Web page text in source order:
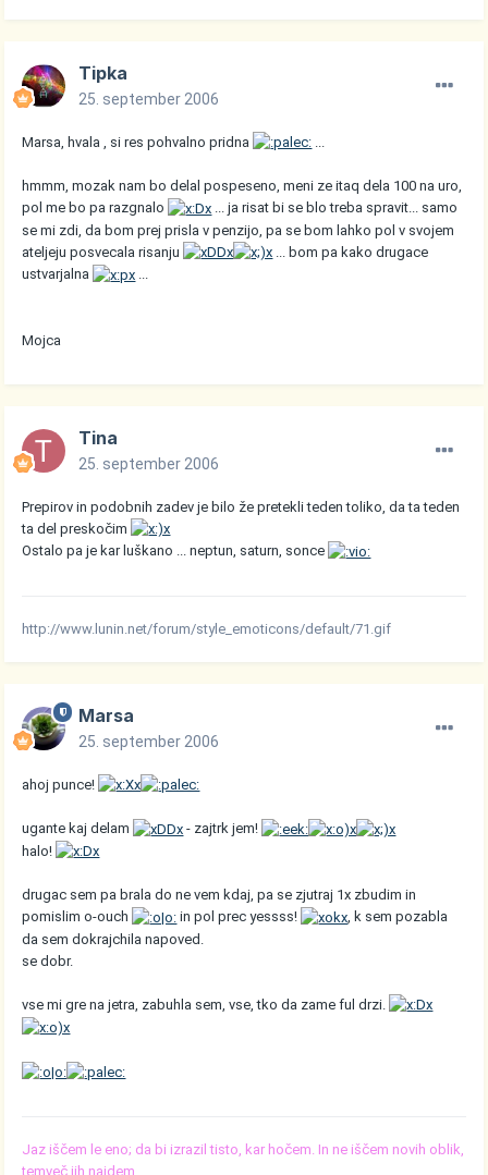
Tipka
25. september 2006
Marsa, hvala , si res pohvalno pridna
hmmm, mozak nam bo delal pospeseno, meni ze itaq dela 100 na uro,
pol me bo pa razgnalo
... ja risat bi se blo treba spravit... samo
se mi zdi, da bom prej prisla v penzijo, pa se bom lahko pol v svojem
ateljeju posvecala risanju
... bom pa kako drugace
ustvarjalna
...
Mojca
Tina
25. september 2006
Prepirov in podobnih zadev je bilo že pretekli teden toliko, da ta teden
ta del preskočim
Ostalo pa je kar luškano ... neptun, saturn, sonce
http://www.lunin.net/forum/style_emoticons/default/71.gif
Marsa
25. september 2006
ahoj punce!
ugante kaj delam
- zajtrk jem!
halo!
drugac sem pa brala do ne vem kdaj, pa se zjutraj 1x zbudim in
pomislim o-ouch
in pol prec yessss!
, k sem pozabla
da sem dokrajchila napoved.
se dobr.
vse mi gre na jetra, zabuhla sem, vse, tko da zame ful drzi.
Jaz iščem le eno; da bi izrazil tisto, kar hočem. In ne iščem novih oblik,
temveč jih najdem.